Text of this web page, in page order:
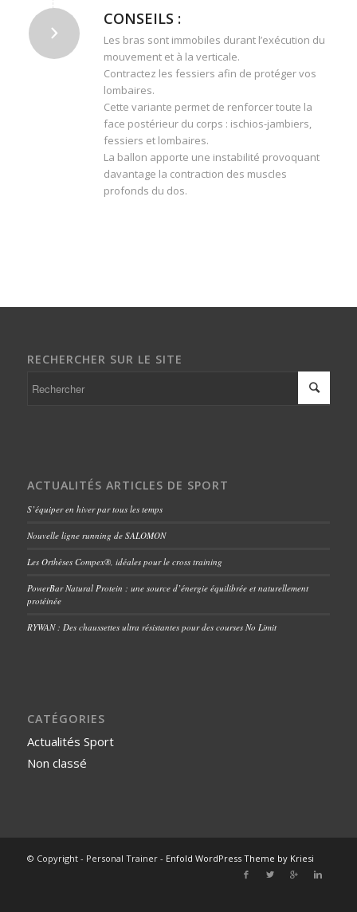
CONSEILS :
Les bras sont immobiles durant l’exécution du
mouvement et à la verticale.
Contractez les fessiers afin de protéger vos
lombaires.
Cette variante permet de renforcer toute la
face postérieur du corps : ischios-jambiers,
fessiers et lombaires.
La ballon apporte une instabilité provoquant
davantage la contraction des muscles
profonds du dos.
RECHERCHER SUR LE SITE
ACTUALITÉS ARTICLES DE SPORT
S’équiper en hiver par tous les temps
Nouvelle ligne running de SALOMON
Les Orthèses Compex®, idéales pour le cross training
PowerBar Natural Protein : une source d’énergie équilibrée et naturellement
protéinée
RYWAN : Des chaussettes ultra résistantes pour des courses No Limit
CATÉGORIES
Actualités Sport
Non classé
© Copyright - Personal Trainer - Enfold WordPress Theme by Kriesi